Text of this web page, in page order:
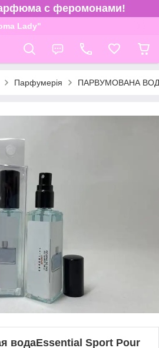
с феромонами!
Lady"
Парфумерія ПАРВУМОВАНА
водаEssential Sport Pour